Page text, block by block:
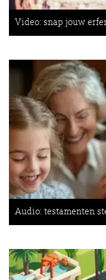
Video: snap jouw
Audio: testamenten